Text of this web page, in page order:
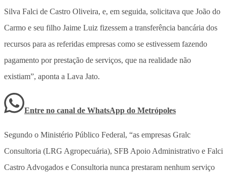
Silva Falci de Castro Oliveira, e, em seguida, solicitava que João do
Carmo e seu filho Jaime Luiz fizessem a transferência bancária dos
recursos para as referidas empresas como se estivessem fazendo
pagamento por prestação de serviços, que na realidade não
existiam”, aponta a Lava Jato.
Entre no canal de WhatsApp do Metrópoles
Segundo o Ministério Público Federal, “as empresas Gralc
Consultoria (LRG Agropecuária), SFB Apoio Administrativo e Falci
Castro Advogados e Consultoria nunca prestaram nenhum serviço